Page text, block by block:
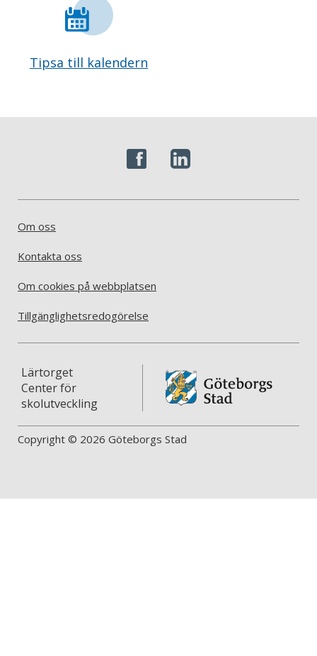
Tipsa till kalendern
Om oss
Kontakta oss
Om cookies på webbplatsen
Tillgänglighetsredogörelse
Lärtorget
Center för
skolutveckling
Copyright © 2026 Göteborgs Stad